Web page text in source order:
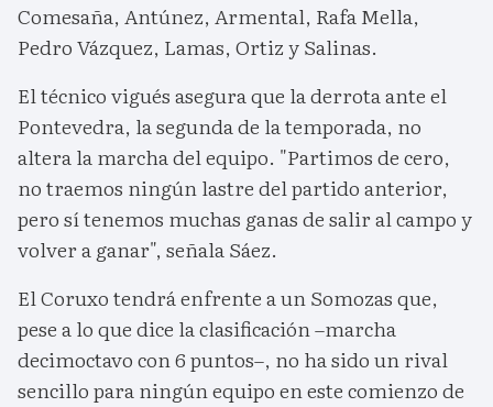
Comesaña, Antúnez, Armental, Rafa Mella,
Pedro Vázquez, Lamas, Ortiz y Salinas.
El técnico vigués asegura que la derrota ante el
Pontevedra, la segunda de la temporada, no
altera la marcha del equipo. "Partimos de cero,
no traemos ningún lastre del partido anterior,
pero sí tenemos muchas ganas de salir al campo y
volver a ganar", señala Sáez.
El Coruxo tendrá enfrente a un Somozas que,
pese a lo que dice la clasificación –marcha
decimoctavo con 6 puntos–, no ha sido un rival
sencillo para ningún equipo en este comienzo de